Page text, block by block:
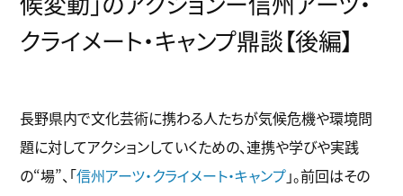
o
k
r
クライメート・キャンプ鼎談【後編】
長野県内で文化芸術に携わる人たちが気候危機や環境問
題に対してアクションしていくための、連携や学びや実践
の“場”、「信州アーツ・クライメート・キャンプ」。前回はその